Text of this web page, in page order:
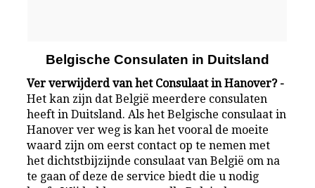
Belgische Consulaten in Duitsland
Ver verwijderd van het Consulaat in Hanover? -
Het kan zijn dat België meerdere consulaten
heeft in Duitsland. Als het Belgische consulaat in
Hanover ver weg is kan het vooral de moeite
waard zijn om eerst contact op te nemen met
het dichtstbijzijnde consulaat van België om na
te gaan of deze de service biedt die u nodig